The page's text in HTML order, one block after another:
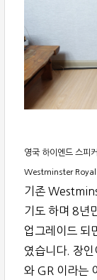
영국 하이엔드 스피
Westminster Royal
기존
기도 하며 8년
업그레이드 되
였습니다. 장
와 GR 이라는